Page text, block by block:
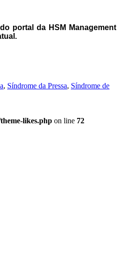
portal da HSM Management
, Síndrome da Pressa, Síndrome de
likes.php on line 72